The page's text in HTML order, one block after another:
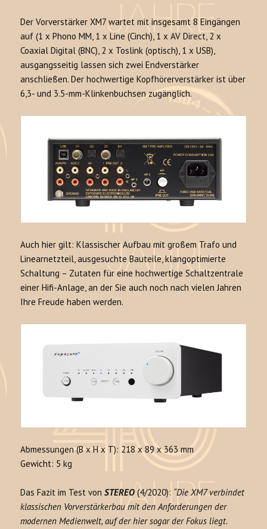
Der Vorverstärker XM7 wartet mit insgesamt 8 Eingängen
auf (1 x Phono MM, 1 x Line (Cinch), 1 x AV Direct, 2 x
Coaxial Digital (BNC), 2 x Toslink (optisch), 1 x USB),
ausgangsseitig lassen sich zwei Endverstärker
anschließen. Der hochwertige Kopfhörerverstärker ist über
6,3- und 3.5-mm-Klinkenbuchsen zugänglich.
Auch hier gilt: Klassischer Aufbau mit großem Trafo und
Linearnetzteil, ausgesuchte Bauteile, klangoptimierte
Schaltung – Zutaten für eine hochwertige Schaltzentrale
einer Hifi-Anlage, an der Sie auch noch nach vielen Jahren
Ihre Freude haben werden.
Abmessungen (B x H x T): 218 x 89 x 363 mm
Gewicht: 5 kg
Das Fazit im Test vonSTEREO (4/2020): “Die XM7 verbindet
klassischen Vorverstärkerbau mit den Anforderungen der
modernen Medienwelt, auf der hier sogar der Fokus liegt.